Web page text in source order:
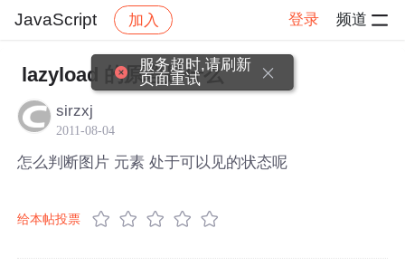
JavaScript 加入 登录 频道
社区 JavaScript 帖子详情
lazyload 的原理是什么
sirzxj
2011-08-04
怎么判断图片 元素 处于可以见的状态呢
给本帖投票
服务超时,请刷新
页面重试